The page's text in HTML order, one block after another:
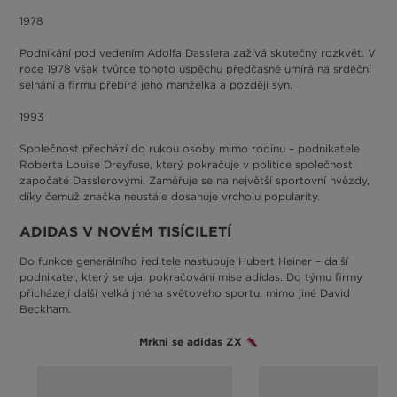
1978
Podnikání pod vedením Adolfa Dasslera zažívá skutečný rozkvět. V
roce 1978 však tvůrce tohoto úspěchu předčasně umírá na srdeční
selhání a firmu přebírá jeho manželka a později syn.
1993
Společnost přechází do rukou osoby mimo rodinu – podnikatele
Roberta Louise Dreyfuse, který pokračuje v politice společnosti
započaté Dasslerovými. Zaměřuje se na největší sportovní hvězdy,
díky čemuž značka neustále dosahuje vrcholu popularity.
ADIDAS V NOVÉM TISÍCILETÍ
Do funkce generálního ředitele nastupuje Hubert Heiner – další
podnikatel, který se ujal pokračování mise adidas. Do týmu firmy
přicházejí další velká jména světového sportu, mimo jiné David
Beckham.
Mrkni se adidas ZX